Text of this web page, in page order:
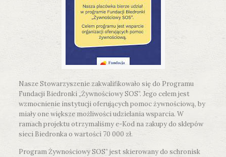
Nasze Stowarzyszenie zakwalifikowało się do Programu
Fundacji Biedronki „Żywnościowy SOS”. Jego celem jest
wzmocnienie instytucji oferujących pomoc żywnościową, by
miały one większe możliwości udzielania wsparcia. W
ramach projektu otrzymaliśmy e-Kod na zakupy do sklepów
sieci Biedronka o wartości 70 000 zł.
Program Żywnościowy SOS” jest skierowany do schronisk